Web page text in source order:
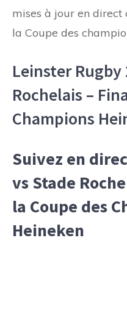
mises à jour en direct
la Coupe des
Leinster Rugby
Rochelais –
Champions
Suivez en
vs Stade
la Coupe des
Heineken